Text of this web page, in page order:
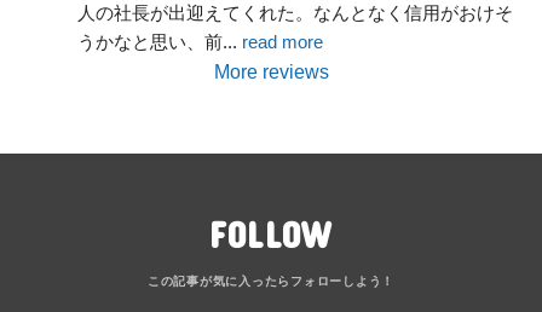
人の社長が出迎えてくれた。なんとなく信用がおけそ
うかなと思い、前... read more
More reviews
FOLLOW